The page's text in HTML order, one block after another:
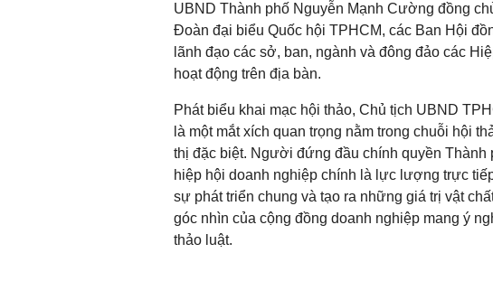
UBND Thành phố Nguyễn Mạnh Cường đồng
Đoàn đại biểu Quốc hội TPHCM, các Ban Hội
lãnh đạo các sở, ban, ngành và đông đảo các
hoạt động trên địa bàn.
Phát biểu khai mạc hội thảo, Chủ tịch UBND
là một mắt xích quan trọng nằm trong chuỗi hội
thị đặc biệt. Người đứng đầu chính quyền Thành
hiệp hội doanh nghiệp chính là lực lượng trực
sự phát triển chung và tạo ra những giá trị vật
góc nhìn của cộng đồng doanh nghiệp mang ý
thảo luật.